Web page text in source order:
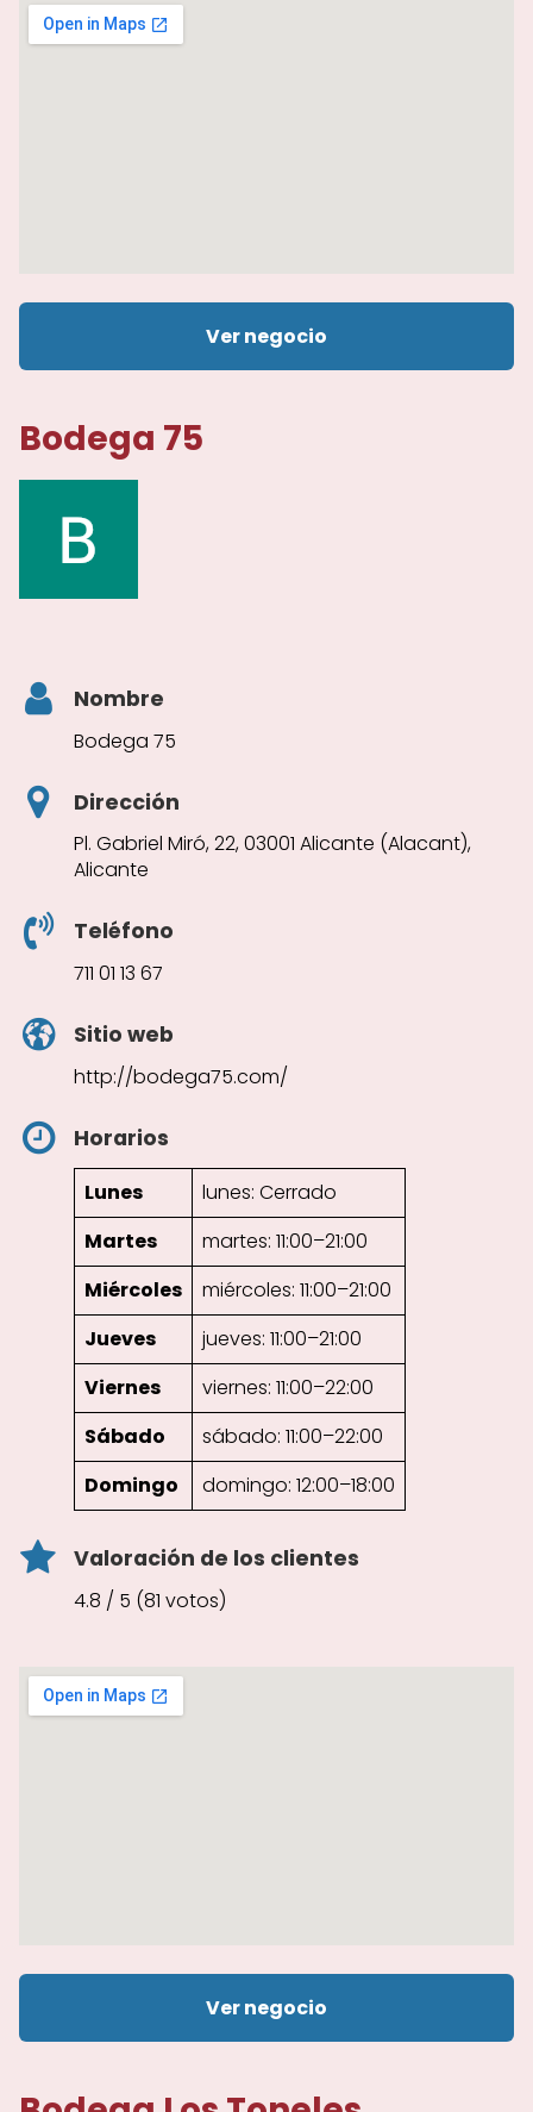
Ver negocio
Bodega 75
Nombre
Bodega 75
Dirección
Pl. Gabriel Miró, 22, 03001 Alicante (Alacant),
Alicante
Teléfono
711 01 13 67
Sitio web
http://bodega75.com/
Horarios
Lunes
lunes: Cerrado
Martes
martes: 11:00–21:00
Miércoles
miércoles: 11:00–21:00
Jueves
jueves: 11:00–21:00
Viernes
viernes: 11:00–22:00
Sábado
sábado: 11:00–22:00
Domingo
domingo: 12:00–18:00
Valoración de los clientes
4.8 / 5 (81 votos)
Ver negocio